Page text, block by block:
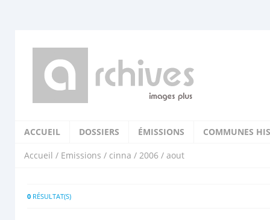
ACCUEIL DOSSIERS ÉMISSIONS COMMUNES
Accueil / Emissions / cinna / 2006 / aout
0 RÉSULTAT(S)